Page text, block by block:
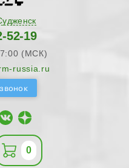
52-19
(МСК)
russia.ru
0